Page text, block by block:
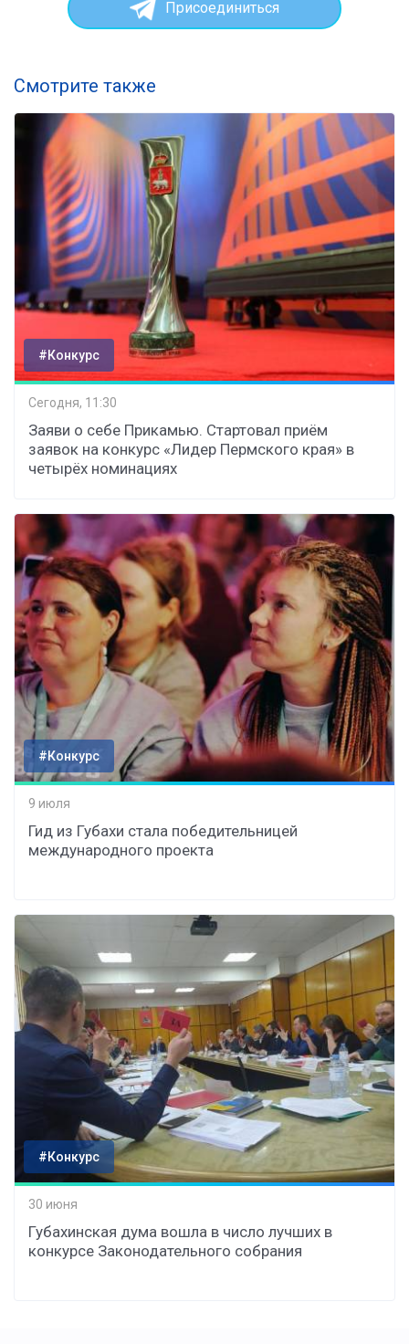
Присоединиться
Смотрите также
#Конкурс
Сегодня, 11:30
Заяви о себе Прикамью. Стартовал приём
заявок на конкурс «Лидер Пермского края» в
четырёх номинациях
#Конкурс
9 июля
Гид из Губахи стала победительницей
международного проекта
#Конкурс
30 июня
Губахинская дума вошла в число лучших в
конкурсе Законодательного собрания